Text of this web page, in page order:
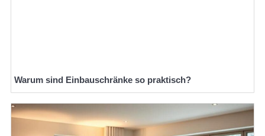
Warum sind Einbauschränke so praktisch?